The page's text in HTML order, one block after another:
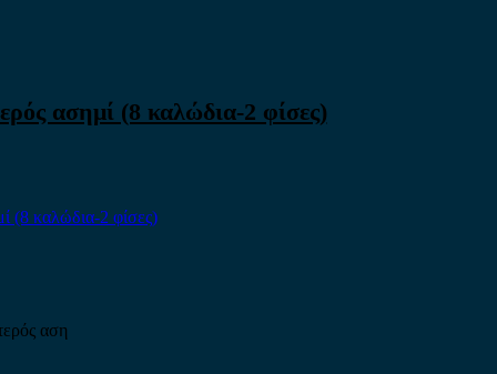
ασημί (8 καλώδια-2 φίσες)
αση